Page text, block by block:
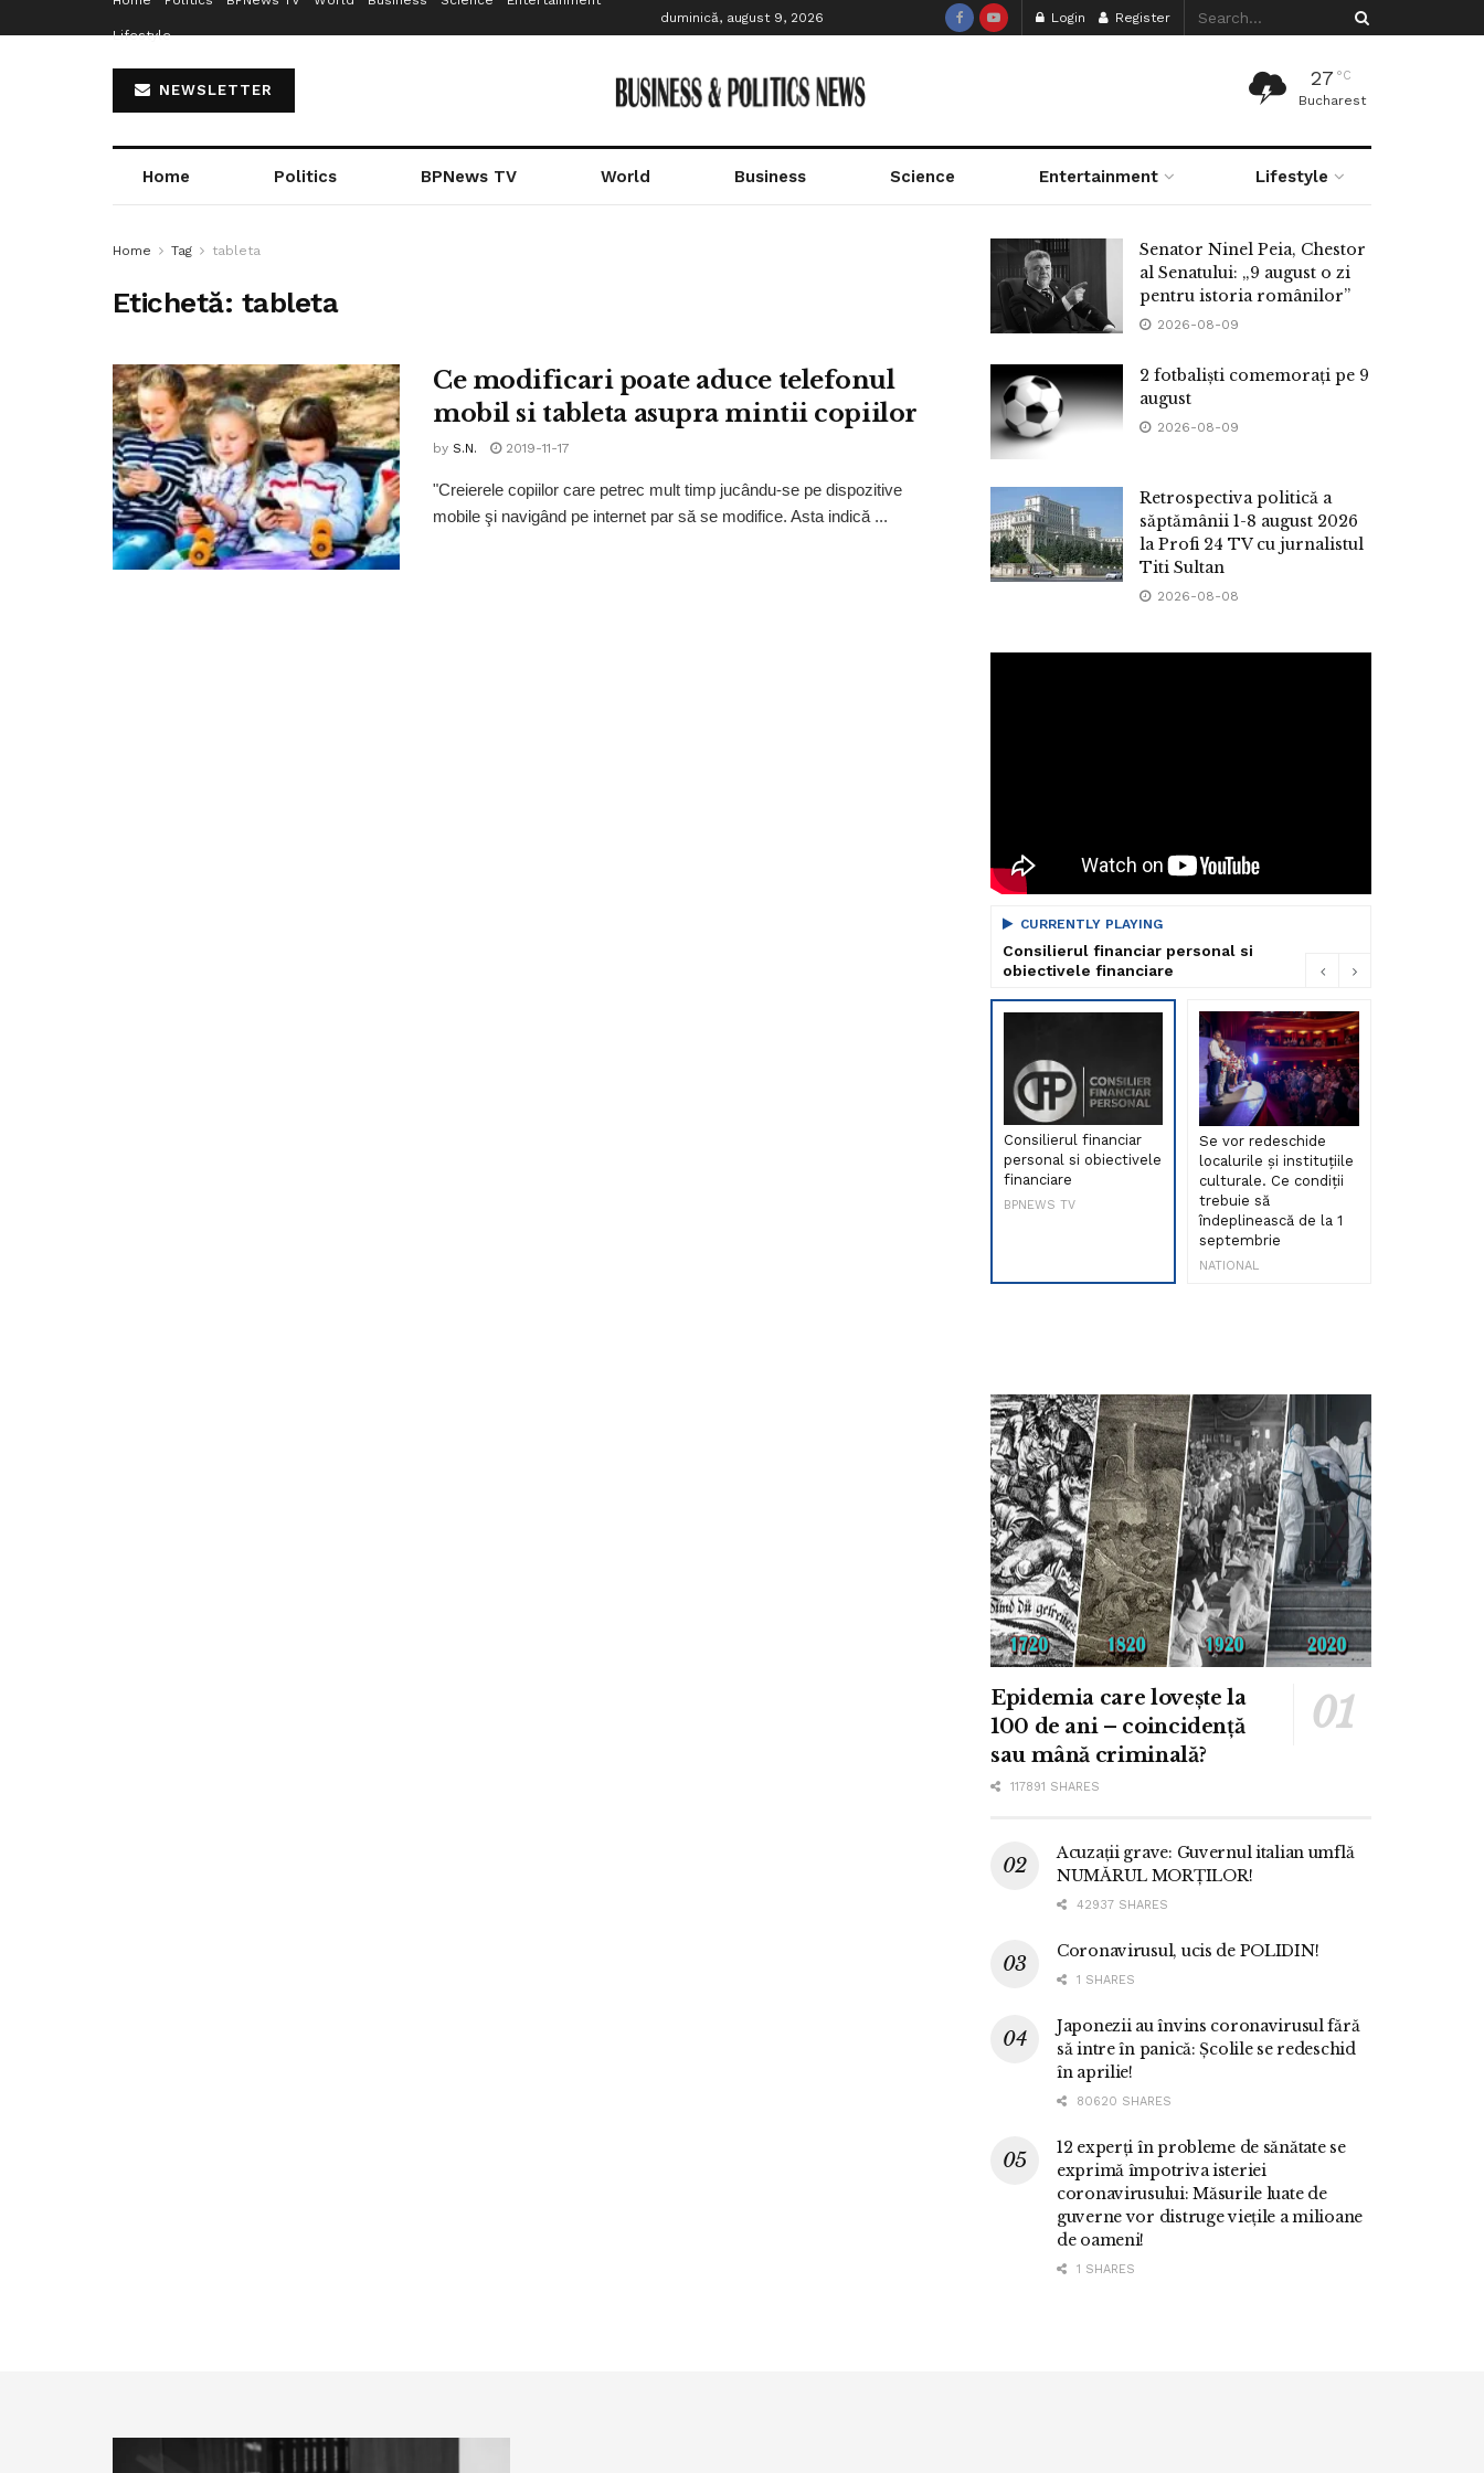
Lifestyle
duminică, august 9, 2026 Login Register
NEWSLETTER
27 °C
Bucharest
Home Politics BPNews TV World Business Science Entertainment Lifestyle
Home Tag tableta
Etichetă: tableta
Ce modificari poate aduce telefonul
mobil si tableta asupra mintii copiilor
by S.N. 2019-11-17
"Creierele copiilor care petrec mult timp jucându-se pe dispozitive
mobile şi navigând pe internet par să se modifice. Asta indică ...
Senator Ninel Peia, Chestor
al Senatului: „9 august o zi
pentru istoria românilor”
2026-08-09
2 fotbaliști comemorați pe 9
august
2026-08-09
Retrospectiva politică a
săptămânii 1-8 august 2026
la Profi 24 TV cu jurnalistul
Titi Sultan
2026-08-08
CURRENTLY PLAYING
Consilierul financiar personal si
obiectivele financiare
Consilierul financiar
personal si obiectivele
financiare
BPNEWS TV
Se vor redeschide
localurile și instituțiile
culturale. Ce condiții
trebuie să
îndeplinească de la 1
septembrie
NATIONAL
Epidemia care lovește la
100 de ani – coincidență
sau mână criminală?
117891 SHARES
Acuzații grave: Guvernul italian umflă
NUMĂRUL MORȚILOR!
42937 SHARES
Coronavirusul, ucis de POLIDIN!
1 SHARES
Japonezii au învins coronavirusul fără
să intre în panică: Școlile se redeschid
în aprilie!
80620 SHARES
12 experți în probleme de sănătate se
exprimă împotriva isteriei
coronavirusului: Măsurile luate de
guverne vor distruge viețile a milioane
de oameni!
1 SHARES